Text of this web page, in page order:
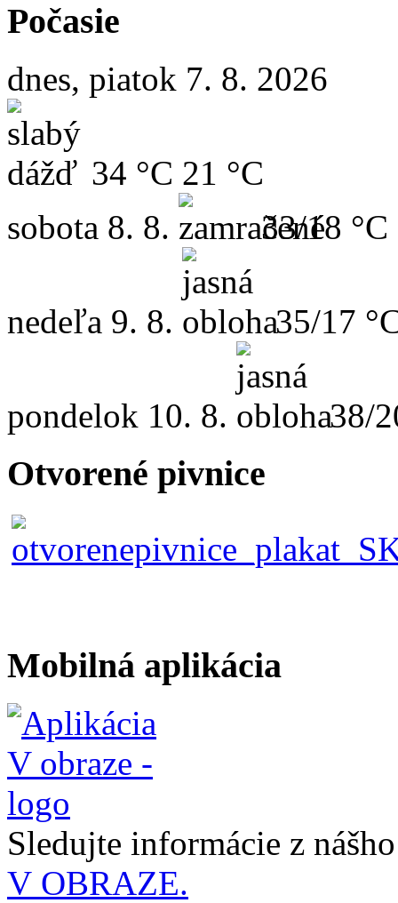
Počasie
dnes, piatok 7. 8. 2026
34 °C 21 °C
sobota 8. 8. 33/18 °C
nedeľa 9. 8. 35/17
pondelok 10. 8. 38/
Otvorené pivnice
Mobilná aplikácia
Sledujte informácie z
V OBRAZE.